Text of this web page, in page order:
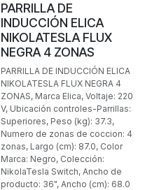
PARRILLA DE
INDUCCIÓN ELICA
NIKOLATESLA FLUX
NEGRA 4 ZONAS
PARRILLA DE INDUCCIÓN ELICA
NIKOLATESLA FLUX NEGRA 4
ZONAS, Marca Elica, Voltaje: 220
V, Ubicación controles-Parrillas:
Superiores, Peso (kg): 37.3,
Numero de zonas de coccion: 4
zonas, Largo (cm): 87.0, Color
Marca: Negro, Colección:
NikolaTesla Switch, Ancho de
producto: 36", Ancho (cm): 68.0